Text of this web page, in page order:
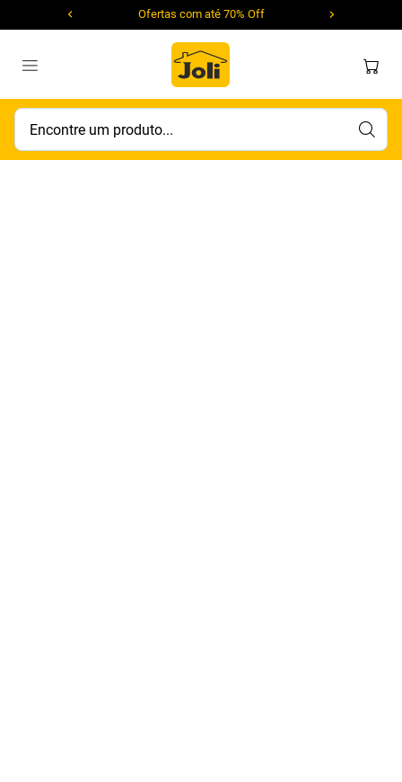
Ofertas com até 70% Off
Encontre um produto...